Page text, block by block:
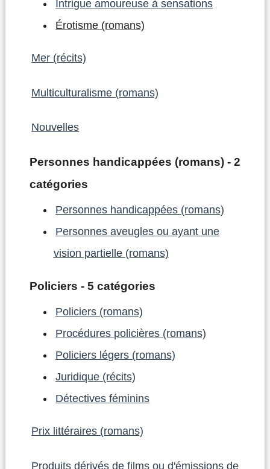
Intrigue amoureuse à sensations
Érotisme (romans)
Mer (récits)
Multiculturalisme (romans)
Nouvelles
Personnes handicappées (romans) - 2
catégories
Personnes handicappées (romans)
Personnes aveugles ou ayant une
vision partielle (romans)
Policiers - 5 catégories
Policiers (romans)
Procédures policières (romans)
Policiers légers (romans)
Juridique (récits)
Détectives féminins
Prix littéraires (romans)
Produits dérivés de films ou d'émissions de